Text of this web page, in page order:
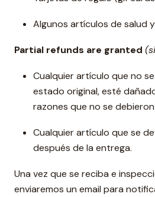
Algunos artículos de salud
Partial refunds are granted
Cualquier artículo que no
estado original, esté
razones que no se
Cualquier artículo que se
después de la entrega.
Una vez que se reciba e
enviaremos un email para